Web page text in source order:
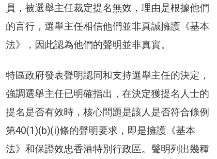
員，被選舉主任裁定提名無效，理由是根據他們
的言行，選舉主任相信他們並非真誠擁護《基本
法》，因此認為他們的聲明並非真實。
特區政府發表聲明認同和支持選舉主任的決定，
強調選舉主任已明確指出，在決定獲提名人士的
提名是否有效時，核心問題是該人是否符合條例
第40(1)(b)(i)條的聲明要求，即是擁護《基本
法》和保證效忠香港特別行政區。聲明列出幾種